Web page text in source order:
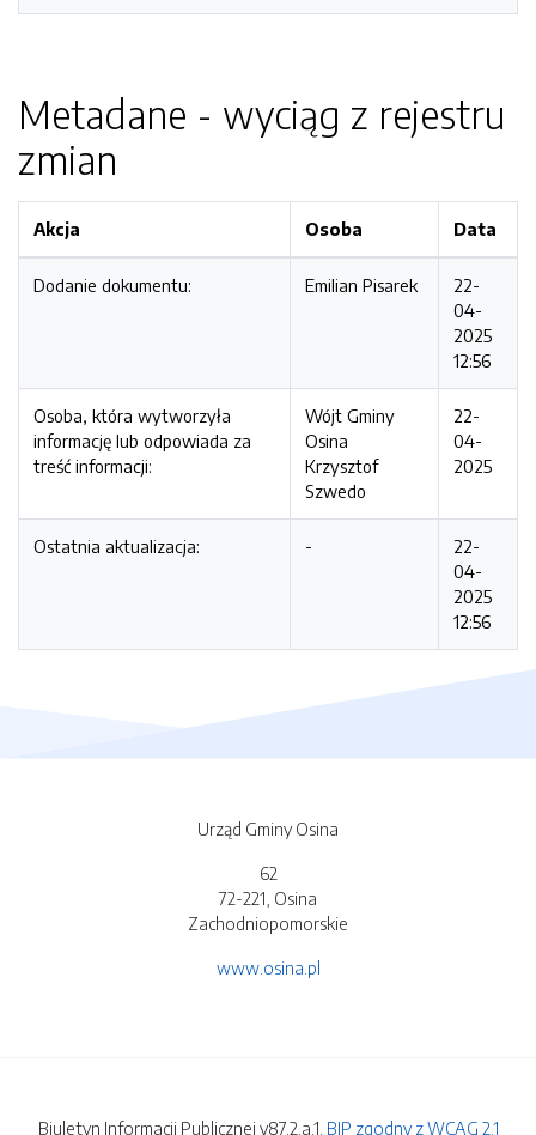
Metadane - wyciąg z rejestru
zmian
Akcja Osoba Data
Dodanie dokumentu: Emilian Pisarek
22-
04-
2025
12:56
Osoba, która wytworzyła
informację lub odpowiada za
treść informacji:
Wójt Gminy
Osina
Krzysztof
Szwedo
22-
04-
2025
Ostatnia aktualizacja: -
22-
04-
2025
12:56
Urząd Gminy Osina
62
72-221, Osina
Zachodniopomorskie
www.osina.pl
Biuletyn Informacji Publicznej v87.2.a.1. BIP zgodny z WCAG 2.1